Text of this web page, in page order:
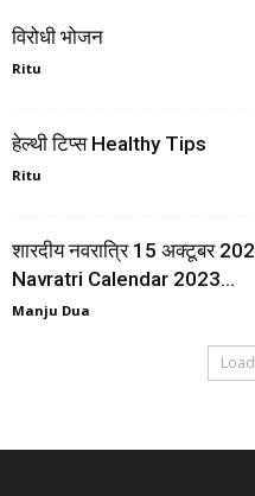
विरोधी भोजन
Ritu
हेल्थी टिप्स Healthy Tips
Ritu
शारदीय नवरात्रि 15 अक्टूबर
Navratri Calendar 2023...
Manju Dua